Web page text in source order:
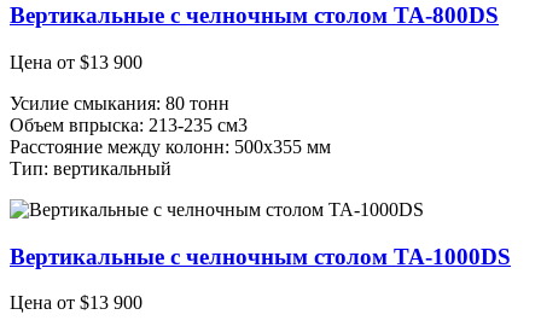
Вертикальные с челночным столом TA-800DS
Цена от $13 900
Усилие смыкания: 80 тонн
Объем впрыска: 213-235 см3
Расстояние между колонн: 500х355 мм
Тип: вертикальный
Вертикальные с челночным столом TA-1000DS
Цена от $13 900